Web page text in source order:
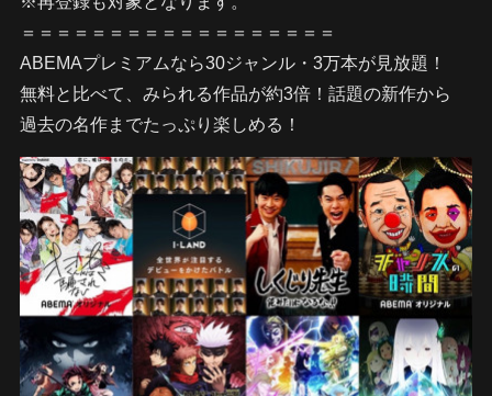
＝＝＝＝＝＝＝＝＝＝＝＝＝＝＝＝＝＝
ABEMAプレミアムなら30ジャンル・3万本が見放題！
無料と比べて、みられる作品が約3倍！話題の新作から
過去の名作までたっぷり楽しめる！